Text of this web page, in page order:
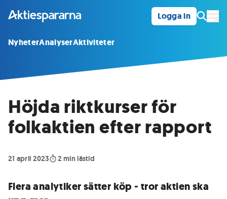
Logga in
NyheterAnalyserAktiviteter
Höjda riktkurser för
folkaktien efter rapport
21 april 2023 2 min lästid
Flera analytiker sätter köp - tror aktien ska